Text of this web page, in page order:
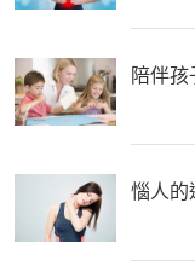
陪伴
惱人的